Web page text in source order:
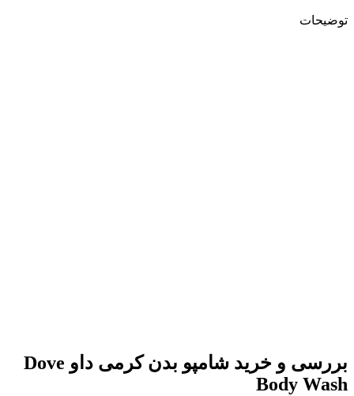
توضیحات
بررسی و خرید شامپو بدن کرمی داو Dove
Body Wash